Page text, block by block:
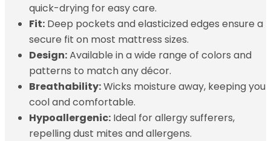
quick-drying for easy care.
Fit: Deep pockets and elasticized edges ensure a
secure fit on most mattress sizes.
Design:Available in a wide range of colors and
patterns to match any décor.
Breathability:Wicks moisture away, keeping you
cool and comfortable.
Hypoallergenic: Ideal for allergy sufferers,
repelling dust mites and allergens.